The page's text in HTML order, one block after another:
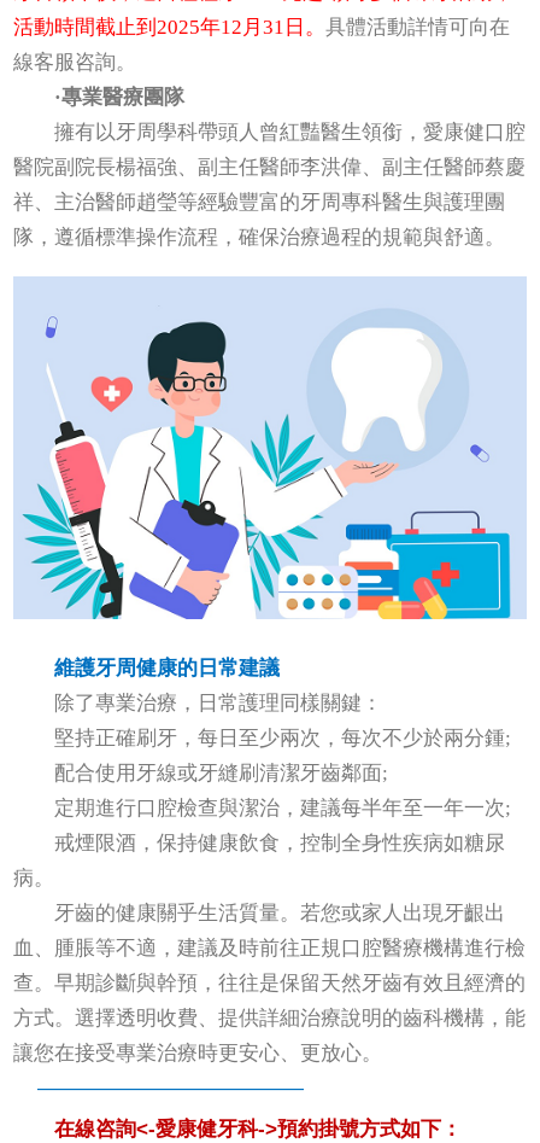
活動時間截止到2025年12月31日。具體活動詳情可向在
線客服咨詢。
·專業醫療團隊
擁有以牙周學科帶頭人曾紅豔醫生領銜，愛康健口腔
醫院副院長楊福強、副主任醫師李洪偉、副主任醫師蔡慶
祥、主治醫師趙瑩等經驗豐富的牙周專科醫生與護理團
隊，遵循標準操作流程，確保治療過程的規範與舒適。
維護牙周健康的日常建議
除了專業治療，日常護理同樣關鍵：
堅持正確刷牙，每日至少兩次，每次不少於兩分鍾;
配合使用牙線或牙縫刷清潔牙齒鄰面;
定期進行口腔檢查與潔治，建議每半年至一年一次;
戒煙限酒，保持健康飲食，控制全身性疾病如糖尿
病。
牙齒的健康關乎生活質量。若您或家人出現牙齦出
血、腫脹等不適，建議及時前往正規口腔醫療機構進行檢
查。早期診斷與幹預，往往是保留天然牙齒有效且經濟的
方式。選擇透明收費、提供詳細治療說明的齒科機構，能
讓您在接受專業治療時更安心、更放心。
—————————————
在線咨詢<-愛康健牙科->預約掛號方式如下：